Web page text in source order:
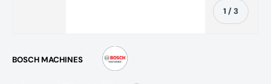
1 /de
3
BOSCH MACHINES